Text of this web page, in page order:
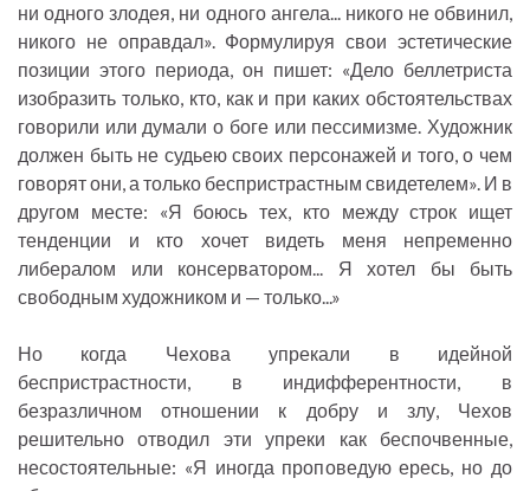
ни одного злодея, ни одного ангела... никого не обвинил,
никого не оправдал». Формулируя свои эстетические
позиции этого периода, он пишет: «Дело беллетриста
изобразить только, кто, как и при каких обстоятельствах
говорили или думали о боге или пессимизме. Художник
должен быть не судьею своих персонажей и того, о чем
говорят они, а только беспристрастным свидетелем». И в
другом месте: «Я боюсь тех, кто между строк ищет
тенденции и кто хочет видеть меня непременно
либералом или консерватором... Я хотел бы быть
свободным художником и — только...»
Но когда Чехова упрекали в идейной
беспристрастности, в индифферентности, в
безразличном отношении к добру и злу, Чехов
решительно отводил эти упреки как беспочвенные,
несостоятельные: «Я иногда проповедую ересь, но до